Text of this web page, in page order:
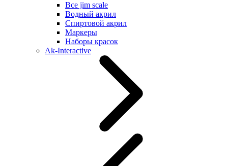
Все jim scale
Водный акрил
Спиртовой акрил
Маркеры
Наборы красок
Ak-Interactive